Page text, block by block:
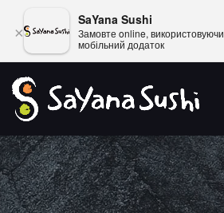
×
SaYana Sushi
Замовте online, використовуючи
мобільний додаток